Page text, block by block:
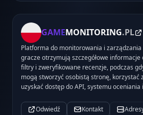
GAMEMONITORING.PL
Platforma do monitorowania i
gracze otrzymują szczegółowe
filtry i zweryfikowane recenzje, podczas
mogą stworzyć osobistą stronę, korzystać
uzyskać dostęp do API, systemu
Odwiedź Kontakt